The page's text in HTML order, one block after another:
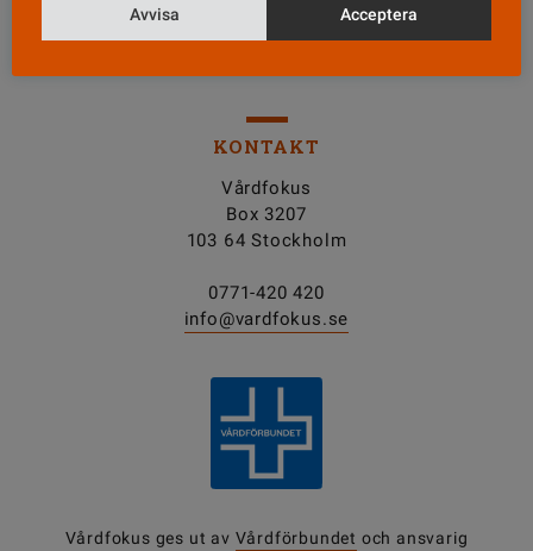
Tipsa oss!
KONTAKT
Vårdfokus
Box 3207
103 64 Stockholm
0771-420 420
info@vardfokus.se
Vårdfokus ges ut av Vårdförbundet och ansvarig
Avvisa Acceptera